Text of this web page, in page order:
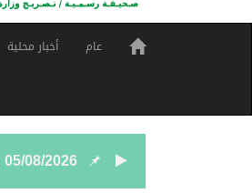
عام أخبار محلية
05/08/2026